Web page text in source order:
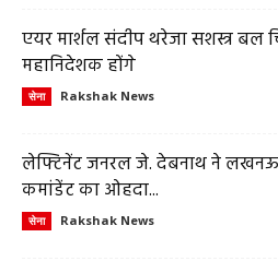
एयर मार्शल संदीप थरेजा सशस्त्र
महानिदेशक होंगे
सेना Rakshak News
लेफ्टिनेंट जनरल जे. देबनाथ ने
कमांडेंट का ओहदा...
सेना Rakshak News